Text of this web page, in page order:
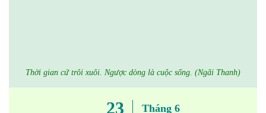
Thời gian cứ trôi xuôi. Ngược dòng là cuộc sống. (Ngãi Thanh)
23 Tháng 6